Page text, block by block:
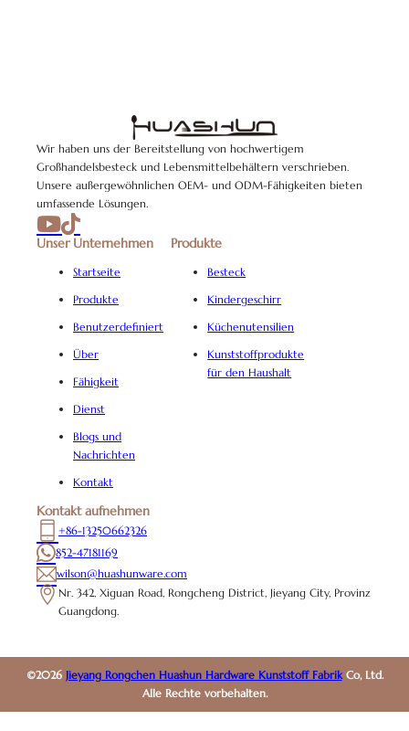
Wir haben uns der Bereitstellung von hochwertigem
Großhandelsbesteck und Lebensmittelbehältern verschrieben.
Unsere außergewöhnlichen OEM- und ODM-Fähigkeiten bieten
umfassende Lösungen.
Unser Unternehmen
Startseite
Produkte
Benutzerdefiniert
Über
Fähigkeit
Dienst
Blogs und
Nachrichten
Kontakt
Produkte
Besteck
Kindergeschirr
Küchenutensilien
Kunststoffprodukte
für den Haushalt
Kontakt aufnehmen
+86-13250662326
852-47181169
wilson@huashunware.com
Nr. 342, Xiguan Road, Rongcheng District, Jieyang City, Provinz
Guangdong.
©2026 Jieyang Rongchen Huashun Hardware Kunststoff FabrikCo, Ltd.
Alle Rechte vorbehalten.